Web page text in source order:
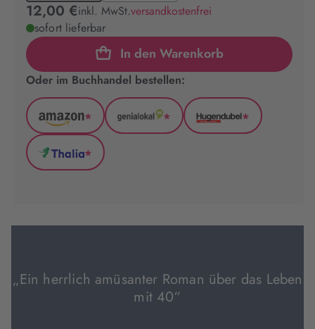
12,00 €inkl. MwSt.versandkostenfrei
sofort lieferbar
In den Warenkorb
Oder im Buchhandel bestellen:
Amazon
(wird
in
neuem
*
GenialLokal
*
Hugendubel
*
Thalia
Tab
*
„Ein herrlich amüsanter Roman über das Leben
mit 40“